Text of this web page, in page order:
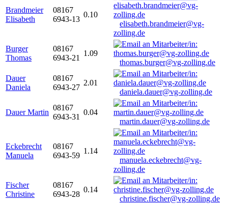
Brandmeier
Elisabeth
08167
6943-13
0.10
elisabeth.brandmeier@vg-
zolling.de
Burger
Thomas
08167
6943-21
1.09
thomas.burger@vg-zolling.de
Dauer
Daniela
08167
6943-27
2.01
daniela.dauer@vg-zolling.de
Dauer Martin
08167
6943-31
0.04
martin.dauer@vg-zolling.de
Eckebrecht
Manuela
08167
6943-59
1.14
manuela.eckebrecht@vg-
zolling.de
Fischer
Christine
08167
6943-28
0.14
christine.fischer@vg-zolling.de